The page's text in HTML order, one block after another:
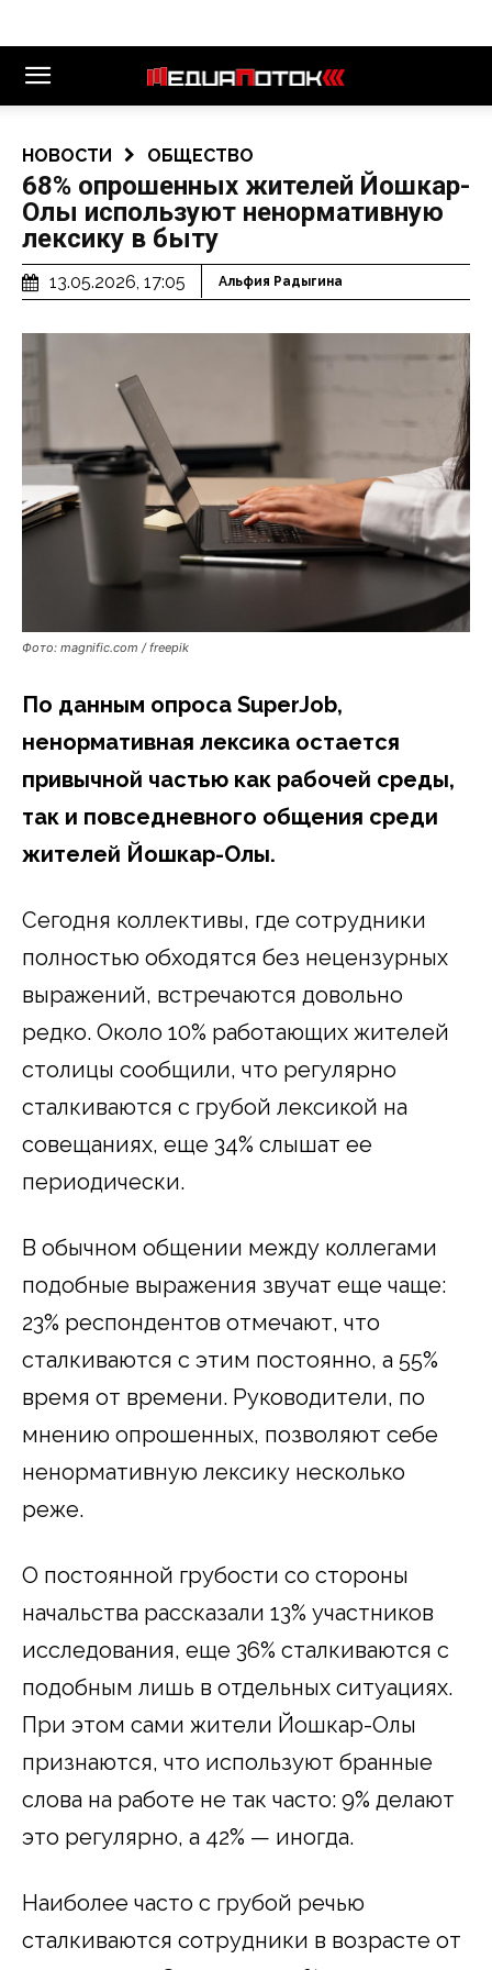
НОВОСТИ ОБЩЕСТВО
68% опрошенных жителей Йошкар-
Олы используют ненормативную
лексику в быту
13.05.2026, 17:05 Альфия Радыгина
Фото: magnific.com / freepik
По данным опроса SuperJob,
ненормативная лексика остается
привычной частью как рабочей среды,
так и повседневного общения среди
жителей Йошкар-Олы.
Сегодня коллективы, где сотрудники
полностью обходятся без нецензурных
выражений, встречаются довольно
редко. Около 10% работающих жителей
столицы сообщили, что регулярно
сталкиваются с грубой лексикой на
совещаниях, еще 34% слышат ее
периодически.
В обычном общении между коллегами
подобные выражения звучат еще чаще:
23% респондентов отмечают, что
сталкиваются с этим постоянно, а 55%
время от времени. Руководители, по
мнению опрошенных, позволяют себе
ненормативную лексику несколько
реже.
О постоянной грубости со стороны
начальства рассказали 13% участников
исследования, еще 36% сталкиваются с
подобным лишь в отдельных ситуациях.
При этом сами жители Йошкар-Олы
признаются, что используют бранные
слова на работе не так часто: 9% делают
это регулярно, а 42% — иногда.
Наиболее часто с грубой речью
сталкиваются сотрудники в возрасте от